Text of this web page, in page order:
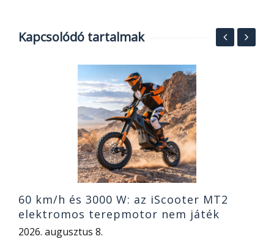
Kapcsolódó tartalmak
60 km/h és 3000 W: az iScooter MT2
elektromos terepmotor nem játék
2026. augusztus 8.